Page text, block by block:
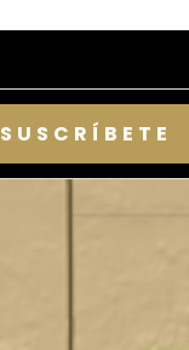
SUSCRÍBETE